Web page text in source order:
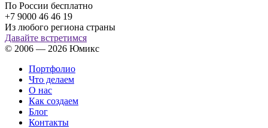
По России бесплатно
+7 9000 46 46 19
Из любого региона страны
Давайте встретимся
© 2006 — 2026 Юмикс
Портфолио
Что делаем
О нас
Как создаем
Блог
Контакты